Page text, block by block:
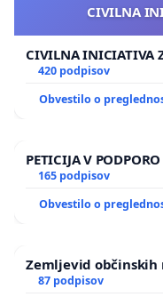
CIVILNA
CIVILNA INICIATIVA
420 podpisov
Obvestilo o
PETICIJA V
165 podpisov
Obvestilo o
Zemljevid občinskih
87 podpisov